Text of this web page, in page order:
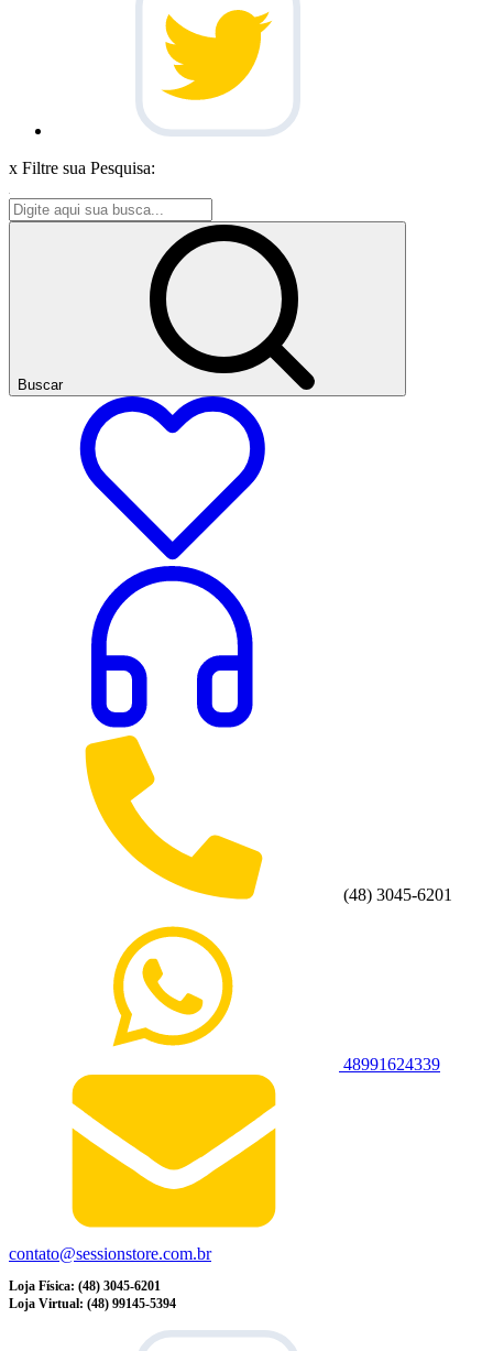
x Filtre sua Pesquisa:
Buscar
(48) 3045-6201
48991624339
contato@sessionstore.com.br
Loja Física: (48) 3045-6201
Loja Virtual: (48) 99145-5394